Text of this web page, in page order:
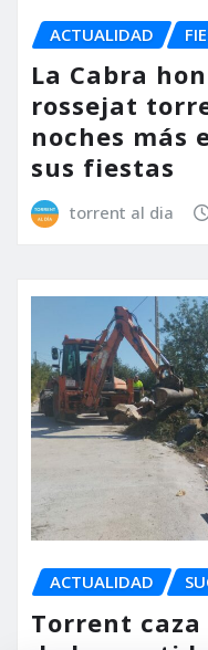
ACTUALIDAD
La Cabra
rossejat
noches más
sus fiestas
torrent al dia
ACTUALIDAD
Torrent caza